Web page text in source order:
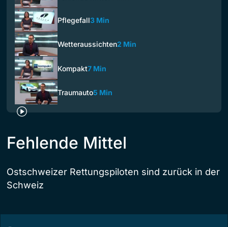
Pflegefall3 Min
Wetteraussichten2 Min
Kompakt7 Min
Traumauto5 Min
Fehlende Mittel
Ostschweizer Rettungspiloten sind zurück in der
Schweiz